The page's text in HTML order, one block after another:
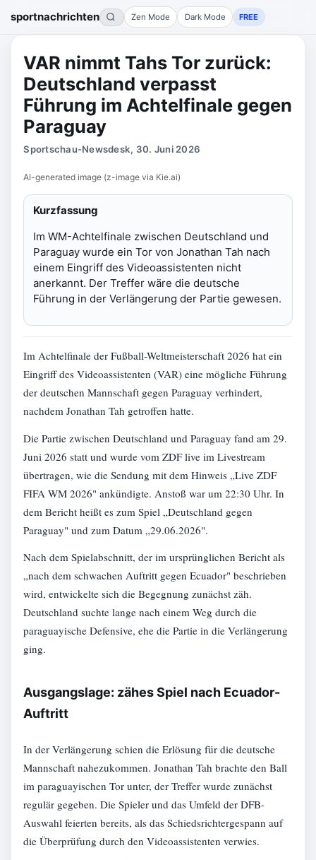
sportnachrichten Zen Mode Dark Mode FREE
VAR nimmt Tahs Tor zurück:
Deutschland verpasst
Führung im Achtelfinale gegen
Paraguay
Sportschau-Newsdesk, 30. Juni 2026
AI-generated image (z-image via Kie.ai)
Kurzfassung
Im WM-Achtelfinale zwischen Deutschland und
Paraguay wurde ein Tor von Jonathan Tah nach
einem Eingriff des Videoassistenten nicht
anerkannt. Der Treffer wäre die deutsche
Führung in der Verlängerung der Partie gewesen.
Im Achtelfinale der Fußball-Weltmeisterschaft 2026 hat ein
Eingriff des Videoassistenten (VAR) eine mögliche Führung
der deutschen Mannschaft gegen Paraguay verhindert,
nachdem Jonathan Tah getroffen hatte.
Die Partie zwischen Deutschland und Paraguay fand am 29.
Juni 2026 statt und wurde vom ZDF live im Livestream
übertragen, wie die Sendung mit dem Hinweis „Live ZDF
FIFA WM 2026" ankündigte. Anstoß war um 22:30 Uhr. In
dem Bericht heißt es zum Spiel „Deutschland gegen
Paraguay" und zum Datum „29.06.2026".
Nach dem Spielabschnitt, der im ursprünglichen Bericht als
„nach dem schwachen Auftritt gegen Ecuador" beschrieben
wird, entwickelte sich die Begegnung zunächst zäh.
Deutschland suchte lange nach einem Weg durch die
paraguayische Defensive, ehe die Partie in die Verlängerung
ging.
Ausgangslage: zähes Spiel nach Ecuador-
Auftritt
In der Verlängerung schien die Erlösung für die deutsche
Mannschaft nahezukommen. Jonathan Tah brachte den Ball
im paraguayischen Tor unter, der Treffer wurde zunächst
regulär gegeben. Die Spieler und das Umfeld der DFB-
Auswahl feierten bereits, als das Schiedsrichtergespann auf
die Überprüfung durch den Videoassistenten verwies.